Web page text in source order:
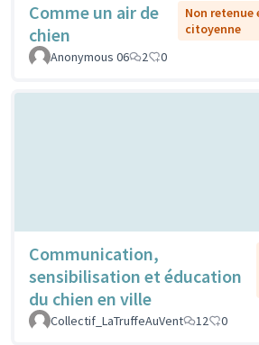
Comme un air de
chien
Non retenue
citoyenne
Anonymous 06
2 0
Communication,
sensibilisation et éducation
du chien en ville
Collectif_LaTruffeAuVent 12 0